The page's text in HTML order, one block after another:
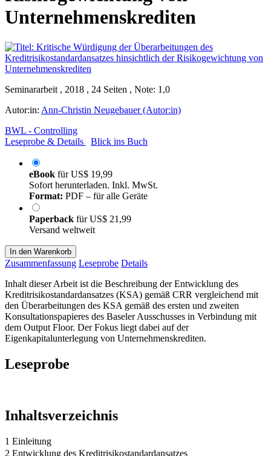
Unternehmenskrediten
Seminararbeit , 2018 , 24 Seiten , Note: 1,0
Autor:in: Ann-Christin Neugebauer (Autor:in)
BWL - Controlling
Leseprobe & Details
Blick ins Buch
eBook fürUS$ 19,99
Sofort herunterladen. Inkl. MwSt.
Format: PDF – für alle Geräte
Paperback fürUS$ 21,99
Versand weltweit
In den Warenkorb
Zusammenfassung Leseprobe Details
Inhalt dieser Arbeit ist die Beschreibung der Entwicklung des
Kreditrisikostandardansatzes (KSA) gemäß CRR vergleichend mit
den Überarbeitungen des KSA gemäß des ersten und zweiten
Konsultationspapieres des Baseler Ausschusses in Verbindung mit
dem Output Floor. Der Fokus liegt dabei auf der
Eigenkapitalunterlegung von Unternehmenskrediten.
Leseprobe
Inhaltsverzeichnis
1 Einleitung
2 Entwicklung des Kreditrisikostandardansatzes